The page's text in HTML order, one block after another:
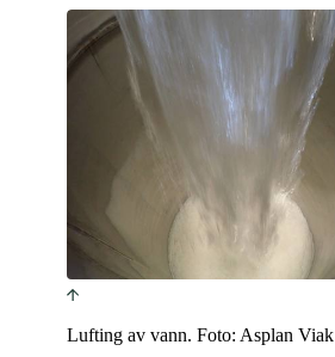
Lufting av vann. Foto: Asplan Viak